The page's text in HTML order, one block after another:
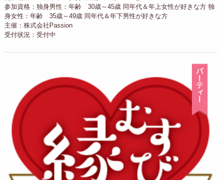
参加資格：独身男性：年齢 30歳～45歳 同年代＆年上女性が好きな方 独
身女性：年齢 35歳～49歳 同年代＆年下男性が好きな方
主催：株式会社Passion
受付状況：受付中